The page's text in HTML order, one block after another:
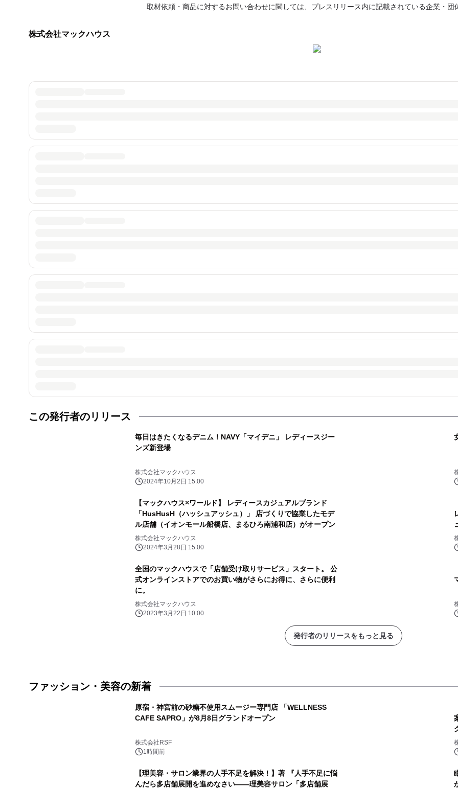
取材依頼・商品に対するお問い合わせに関しては、プレスリリース内に記載されている企業・団
株式会社マックハウス
この発行者のリリース
毎日はきたくなるデニム！NAVY「マイデニ」 レディースジー
ンズ新登場
株式会社マックハウス
2024年10月2日 15:00
【マックハウス×ワールド】 レディースカジュアルブランド
「HusHusH（ハッシュアッシュ）」 店づくりで協業したモデ
ル店舗（イオンモール船橋店、まるひろ南浦和店）がオープン
株式会社マックハウス
2024年3月28日 15:00
全国のマックハウスで「店舗受け取りサービス」スタート。 公
式オンラインストアでのお買い物がさらにお得に、さらに便利
に。
株式会社マックハウス
2023年3月22日 10:00
発行者のリリースをもっと見る
ファッション・美容の新着
原宿・神宮前の砂糖不使用スムージー専門店 「WELLNESS
CAFE SAPRO」が8月8日グランドオープン
株式会社RSF
1時間前
【理美容・サロン業界の人手不足を解決！】著 『人手不足に悩
んだら多店舗展開を進めなさい――理美容サロン「多店舗展